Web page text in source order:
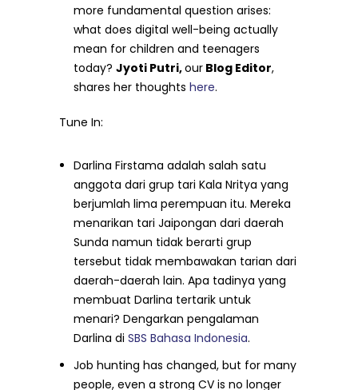
more fundamental question arises:
what does digital well-being actually
mean for children and teenagers
today?Jyoti Putri,our Blog Editor,
shares her thoughtshere.
Tune In:
Darlina Firstama adalah salah satu
anggota dari grup tari Kala Nritya yang
berjumlah lima perempuan itu. Mereka
menarikan tari Jaipongan dari daerah
Sunda namun tidak berarti grup
tersebut tidak membawakan tarian dari
daerah-daerah lain. Apa tadinya yang
membuat Darlina tertarik untuk
menari? Dengarkan pengalaman
Darlina diSBS Bahasa Indonesia.
Job hunting has changed, but for many
people, even a strong CV is no longer